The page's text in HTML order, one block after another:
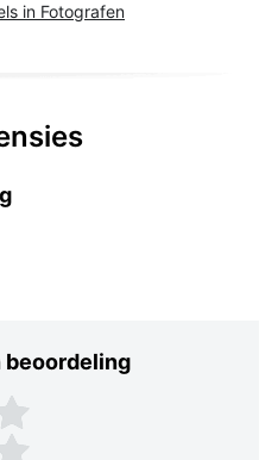
in Fotografen
beoordeling
een beoordeling
sterren
sterren